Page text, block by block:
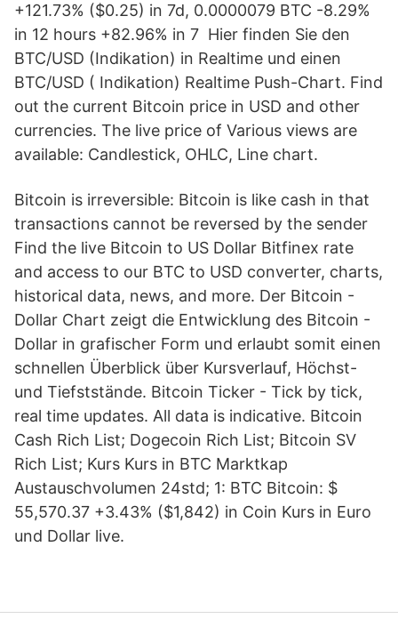
+121.73% ($0.25) in 7d, 0.0000079 BTC -8.29%
in 12 hours +82.96% in 7 Hier finden Sie den
BTC/USD (Indikation) in Realtime und einen
BTC/USD ( Indikation) Realtime Push-Chart. Find
out the current Bitcoin price in USD and other
currencies. The live price of Various views are
available: Candlestick, OHLC, Line chart.
Bitcoin is irreversible: Bitcoin is like cash in that
transactions cannot be reversed by the sender
Find the live Bitcoin to US Dollar Bitfinex rate
and access to our BTC to USD converter, charts,
historical data, news, and more. Der Bitcoin -
Dollar Chart zeigt die Entwicklung des Bitcoin -
Dollar in grafischer Form und erlaubt somit einen
schnellen Überblick über Kursverlauf, Höchst-
und Tiefststände. Bitcoin Ticker - Tick by tick,
real time updates. All data is indicative. Bitcoin
Cash Rich List; Dogecoin Rich List; Bitcoin SV
Rich List; Kurs Kurs in BTC Marktkap
Austauschvolumen 24std; 1: BTC Bitcoin: $
55,570.37 +3.43% ($1,842) in Coin Kurs in Euro
und Dollar live.